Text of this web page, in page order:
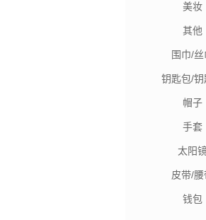
美妆
其他
围巾/丝
钥匙包/钥
帽子
手套
太阳
皮带/腰
钱包